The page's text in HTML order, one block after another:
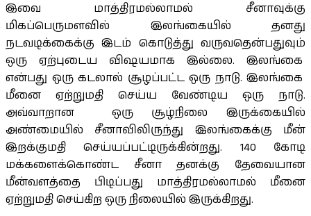
இவை மாத்திரமல்லாமல் சீனாவுக்கு
மிகப்பெருமளவில் இலங்கையில் தனது
நடவடிக்கைக்கு இடம் கொடுத்து வருவதென்பதுவும்
ஒரு ஏற்புடைய விஷயமாக இல்லை. இலங்கை
என்பது ஒரு கடலால் சூழப்பட்ட ஒரு நாடு. இலங்கை
மீனை ஏற்றுமதி செய்ய வேண்டிய ஒரு நாடு.
அவ்வாறான ஒரு சூழ்நிலை இருக்கையில்
அண்மையில் சீனாவிலிருந்து இலங்கைக்கு மீன்
இறக்குமதி செய்யப்பட்டிருக்கின்றது. 140 கோடி
மக்களைக்கொண்ட சீனா தனக்கு தேவையான
மீன்வளத்தை பிடிப்பது மாத்திரமல்லாமல் மீனை
ஏற்றுமதி செய்கிற ஒரு நிலையில் இருக்கிறது.